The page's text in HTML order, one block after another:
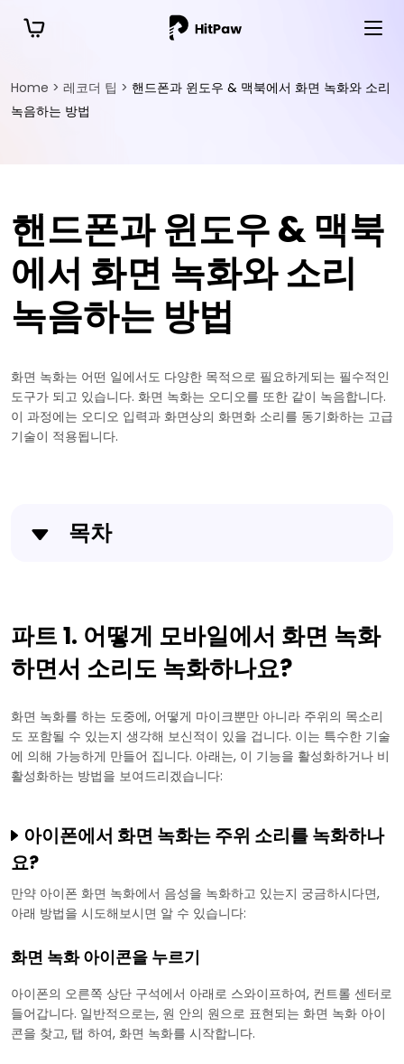
Home > 레코더 팁 > 핸드폰과 윈도우 & 맥북에서 화면 녹화와 소리
녹음하는 방법
핸드폰과 윈도우 & 맥북
에서 화면 녹화와 소리
녹음하는 방법
화면 녹화는 어떤 일에서도 다양한 목적으로 필요하게되는 필수적인
도구가 되고 있습니다. 화면 녹화는 오디오를 또한 같이 녹음합니다.
이 과정에는 오디오 입력과 화면상의 화면화 소리를 동기화하는 고급
기술이 적용됩니다.
목차
파트 2. 아이패드 화면 녹화에서 외부 오디오를 녹화하나
요?
파트 3. 윈도우에서 화면 녹화 중 외부 오디오를 녹음하
는 방법
파트 4. 맥북에서 화면 녹화하면서 외부 음성 녹음하는
결론
파트 1. 어떻게 모바일에서 화면 녹화
하면서 소리도 녹화하나요?
화면 녹화를 하는 도중에, 어떻게 마이크뿐만 아니라 주위의 목소리
도 포함될 수 있는지 생각해 보신적이 있을 겁니다. 이는 특수한 기술
에 의해 가능하게 만들어 집니다. 아래는, 이 기능을 활성화하거나 비
활성화하는 방법을 보여드리겠습니다:
아이폰에서 화면 녹화는 주위 소리를 녹화하나
요?
만약 아이폰 화면 녹화에서 음성을 녹화하고 있는지 궁금하시다면,
아래 방법을 시도해보시면 알 수 있습니다:
화면 녹화 아이콘을 누르기
아이폰의 오른쪽 상단 구석에서 아래로 스와이프하여, 컨트롤 센터로
들어갑니다. 일반적으로는, 원 안의 원으로 표현되는 화면 녹화 아이
콘을 찾고, 탭 하여, 화면 녹화를 시작합니다.